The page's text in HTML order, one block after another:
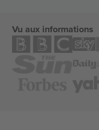
Vu aux informations